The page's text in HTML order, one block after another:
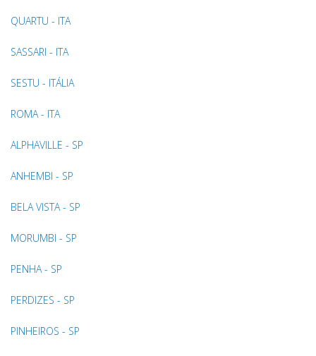
QUARTU - ITA
SASSARI - ITA
SESTU - ITÁLIA
ROMA - ITA
ALPHAVILLE - SP
ANHEMBI - SP
BELA VISTA - SP
MORUMBI - SP
PENHA - SP
PERDIZES - SP
PINHEIROS - SP